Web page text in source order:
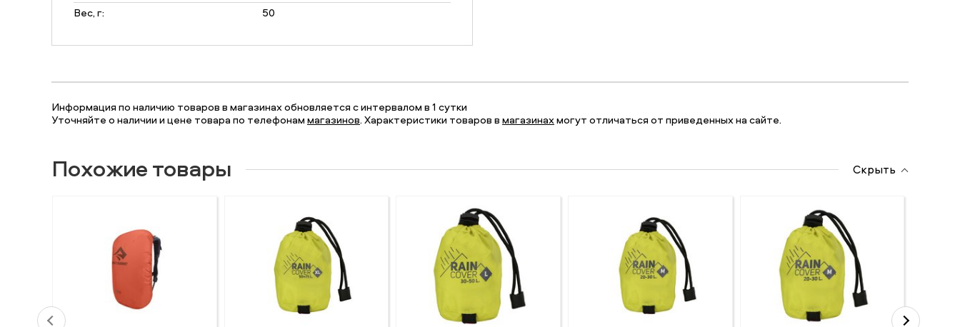
Вес, г:
50
Информация по наличию товаров в магазинах обновляется с интервалом в 1 сутки
Уточняйте о наличии и цене товара по телефонаммагазинов. Характеристики товаров вмагазинахмогут отличаться от приведенных на сайте.
Похожие товары Скрыть